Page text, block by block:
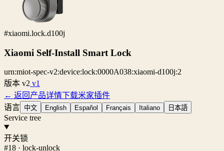
#xiaomi.lock.d100j
Xiaomi Self-Install Smart Lock
urn:miot-spec-v2:device:lock:0000A038:xiaomi-d100j:2
版本 v2 v1
← 返回产品详情下载米家插件
语言 中文 English Español Français Italiano 日本語
Service tree
开关锁
#18 · lock-unlock